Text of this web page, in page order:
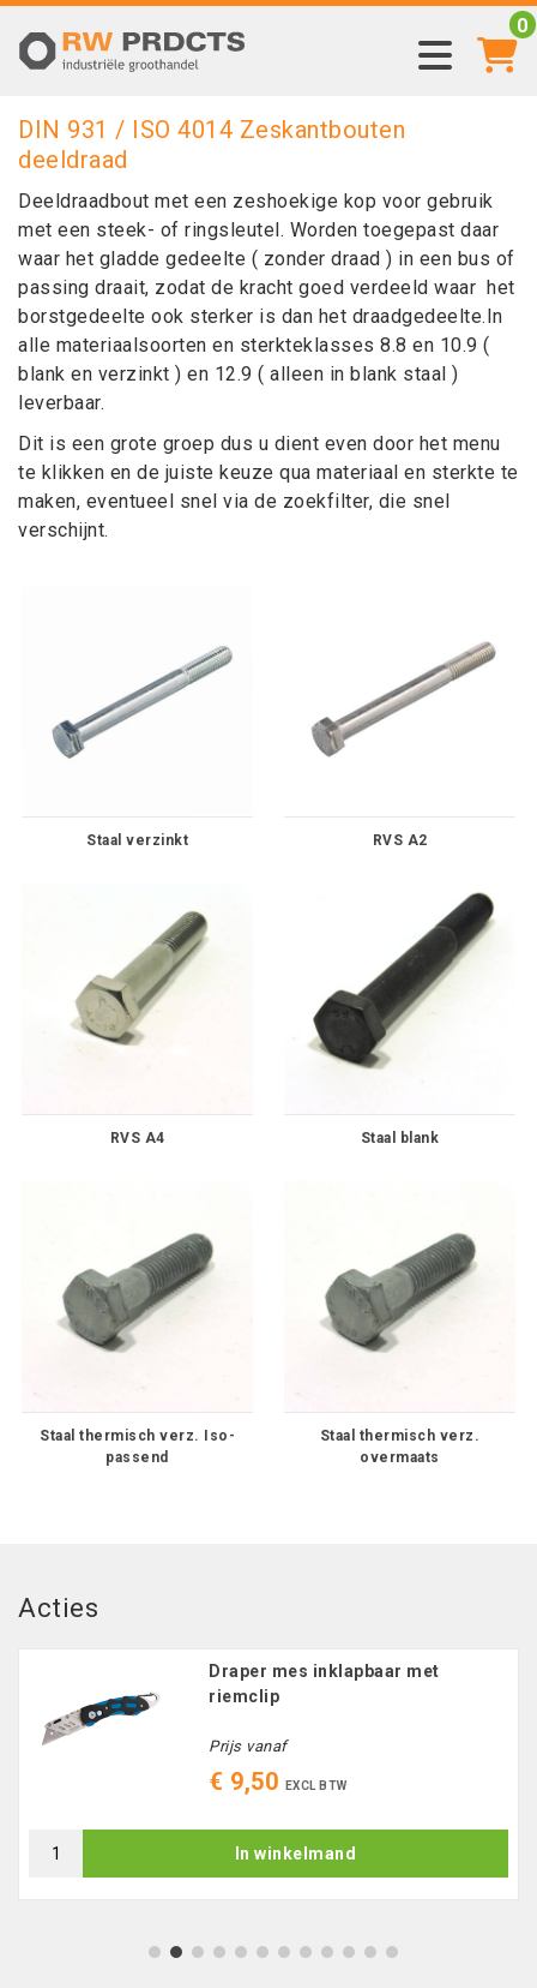
0
DIN 931 / ISO 4014 Zeskantbouten
deeldraad
Deeldraadbout met een zeshoekige kop voor gebruik
met een steek- of ringsleutel. Worden toegepast daar
waar het gladde gedeelte ( zonder draad ) in een bus of
passing draait, zodat de kracht goed verdeeld waar het
borstgedeelte ook sterker is dan het draadgedeelte.In
alle materiaalsoorten en sterkteklasses 8.8 en 10.9 (
blank en verzinkt ) en 12.9 ( alleen in blank staal )
leverbaar.
Dit is een grote groep dus u dient even door het menu
te klikken en de juiste keuze qua materiaal en sterkte te
maken, eventueel snel via de zoekfilter, die snel
verschijnt.
Staal verzinkt RVS A2
RVS A4 Staal blank
Staal thermisch verz. Iso-
passend
Staal thermisch verz.
overmaats
Acties
Draper mes inklapbaar met
riemclip
Prijs vanaf
€ 9,50 EXCL BTW
In winkelmand
1 2 3 4 5 6 7 8 9 10 11 12